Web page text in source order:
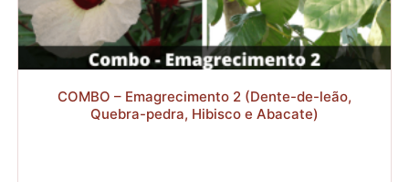
COMBO – Emagrecimento 2 (Dente-de-leão,
Quebra-pedra, Hibisco e Abacate)
R$